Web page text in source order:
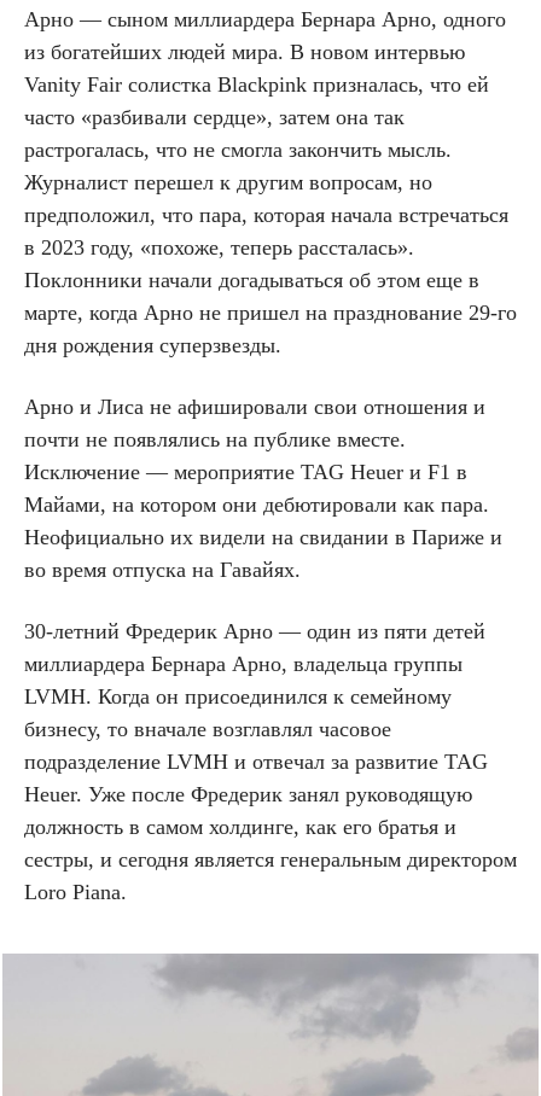
Арно — сыном миллиардера Бернара Арно, одного
из богатейших людей мира. В новом интервью
Vanity Fair солистка Blackpink призналась, что ей
часто «разбивали сердце», затем она так
растрогалась, что не смогла закончить мысль.
Журналист перешел к другим вопросам, но
предположил, что пара, которая начала встречаться
в 2023 году, «похоже, теперь рассталась».
Поклонники начали догадываться об этом еще в
марте, когда Арно не пришел на празднование 29-го
дня рождения суперзвезды.
Арно и Лиса не афишировали свои отношения и
почти не появлялись на публике вместе.
Исключение — мероприятие TAG Heuer и F1 в
Майами, на котором они дебютировали как пара.
Неофициально их видели на свидании в Париже и
во время отпуска на Гавайях.
30-летний Фредерик Арно — один из пяти детей
миллиардера Бернара Арно, владельца группы
LVMH. Когда он присоединился к семейному
бизнесу, то вначале возглавлял часовое
подразделение LVMH и отвечал за развитие TAG
Heuer. Уже после Фредерик занял руководящую
должность в самом холдинге, как его братья и
сестры, и сегодня является генеральным директором
Loro Piana.